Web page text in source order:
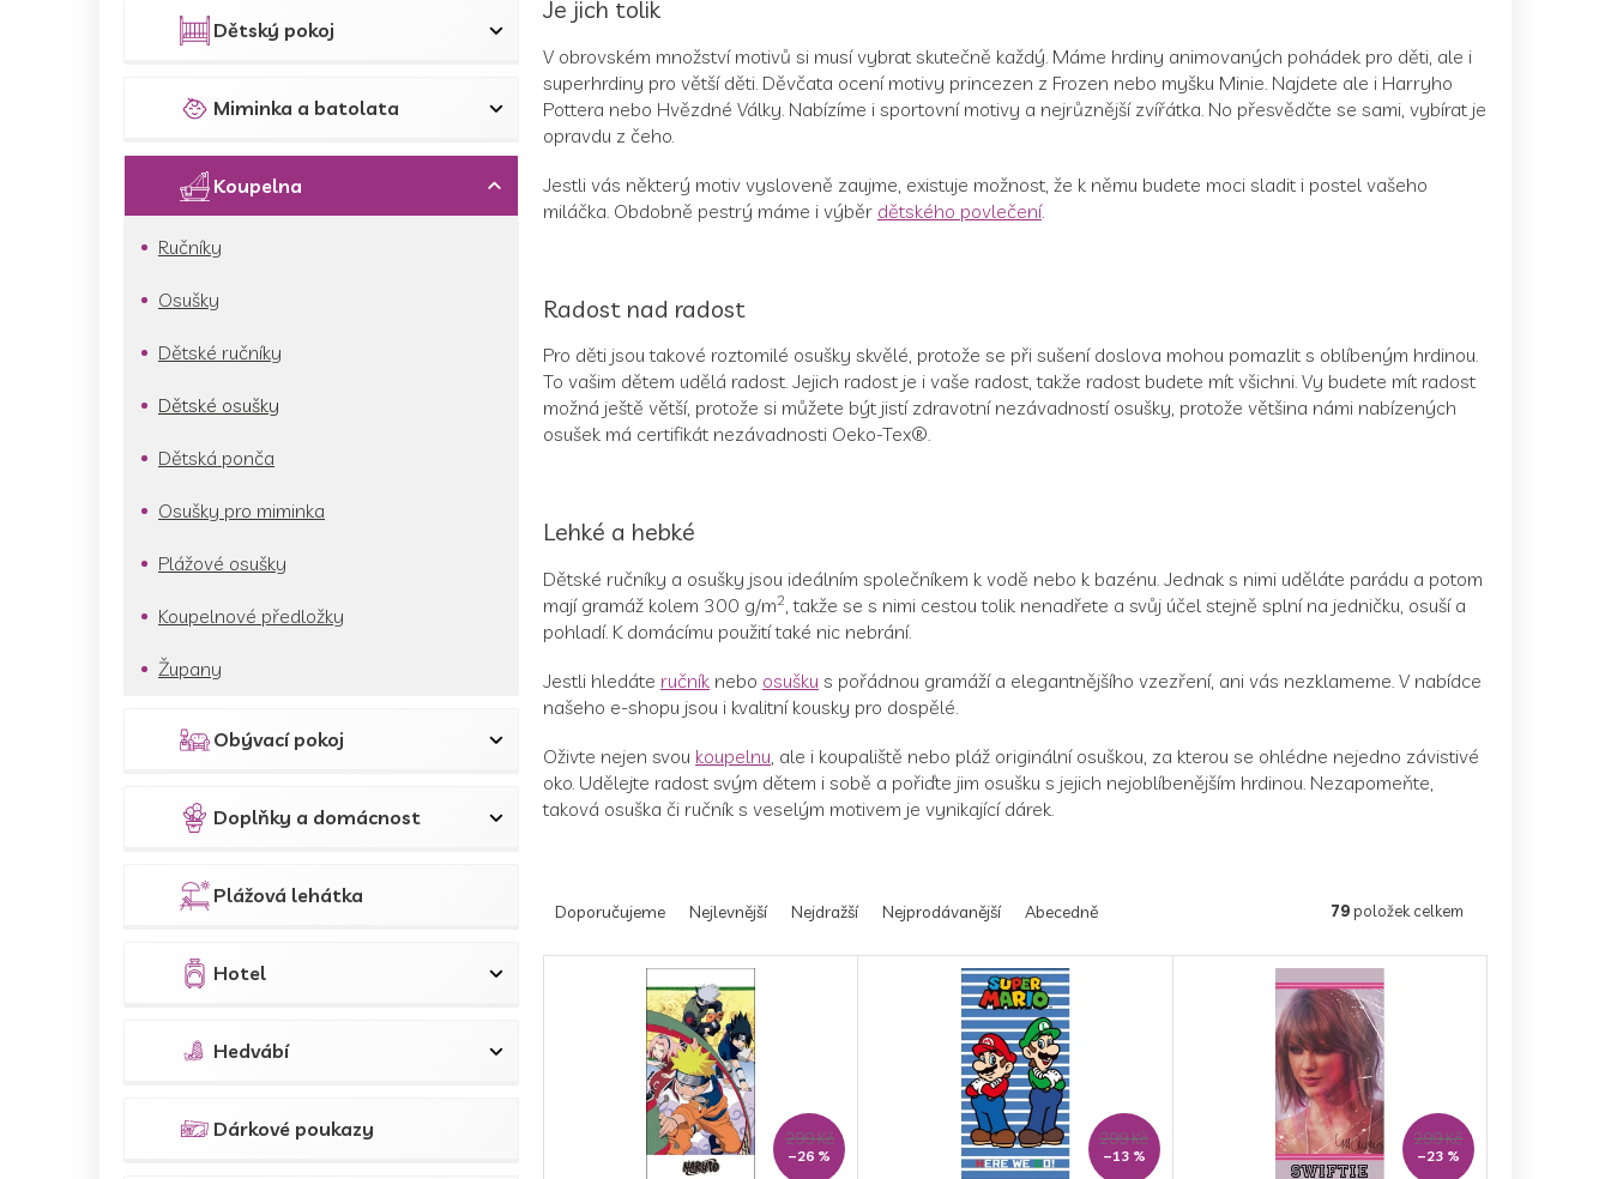
Dětský pokoj
Miminka a batolata
Koupelna
Ručníky
Osušky
Dětské ručníky
Dětské osušky
Dětská ponča
Osušky pro miminka
Plážové osušky
Koupelnové předložky
Župany
Obývací pokoj
Doplňky a domácnost
Plážová lehátka
Hotel
Hedvábí
Dárkové poukazy
Je jich tolik
V obrovském množství motivů si musí vybrat skutečně každý. Máme hrdiny animovaných pohádek pro děti, ale i
superhrdiny pro větší děti. Děvčata ocení motivy princezen z Frozen nebo myšku Minie. Najdete ale i Harryho
Pottera nebo Hvězdné Války. Nabízíme i sportovní motivy a nejrůznější zvířátka. No přesvědčte se sami, vybírat je
opravdu z čeho.
Jestli vás některý motiv vysloveně zaujme, existuje možnost, že k němu budete moci sladit i postel vašeho
miláčka. Obdobně pestrý máme i výběr dětského povlečení.
Radost nad radost
Pro děti jsou takové roztomilé osušky skvělé, protože se při sušení doslova mohou pomazlit s oblíbeným hrdinou.
To vašim dětem udělá radost. Jejich radost je i vaše radost, takže radost budete mít všichni. Vy budete mít radost
možná ještě větší, protože si můžete být jistí zdravotní nezávadností osušky, protože většina námi nabízených
osušek má certifikát nezávadnosti Oeko-Tex®.
Lehké a hebké
Dětské ručníky a osušky jsou ideálním společníkem k vodě nebo k bazénu. Jednak s nimi uděláte parádu a potom
mají gramáž kolem 300 g/m2 , takže se s nimi cestou tolik nenadřete a svůj účel stejně splní na jedničku, osuší a
pohladí. K domácímu použití také nic nebrání.
Jestli hledáte ručník nebo osušku s pořádnou gramáží a elegantnějšího vzezření, ani vás nezklameme. V nabídce
našeho e-shopu jsou i kvalitní kousky pro dospělé.
Oživte nejen svou koupelnu , ale i koupaliště nebo pláž originální osuškou, za kterou se ohlédne nejedno závistivé
oko. Udělejte radost svým dětem i sobě a pořiďte jim osušku s jejich nejoblíbenějším hrdinou. Nezapomeňte,
taková osuška či ručník s veselým motivem je vynikající dárek.
a
e
Doporučujeme Nejlevnější Nejdražší Nejprodávanější Abecedně 79 položek celkem
V
299 Kč
–26 %
299 Kč
–13 %
299 Kč
–23 %